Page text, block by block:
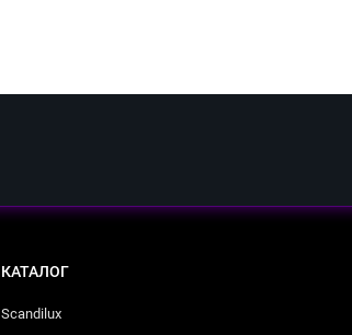
КАТАЛОГ
Scandilux